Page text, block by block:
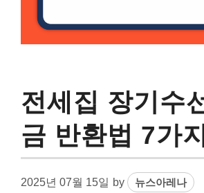
전세집 장기수
금 반환법 7가
2025년 07월 15일 by 뉴스아레나